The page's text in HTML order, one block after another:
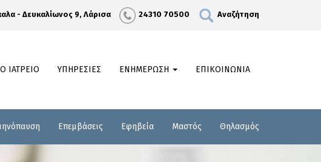
- Δευκαλίωνος 9, Λάρισα 24310 70500 Αναζήτηση
ΙΑΤΡΕΙΟ ΥΠΗΡΕΣΙΕΣ ΕΝΗΜΕΡΩΣΗ ΕΠΙΚΟΙΝΩΝΙΑ
Επεμβάσεις Εφηβεία Μαστός Θηλασμός